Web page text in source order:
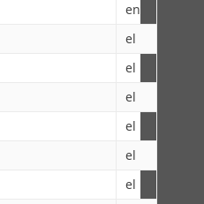
en
el
el
el
el
el
el